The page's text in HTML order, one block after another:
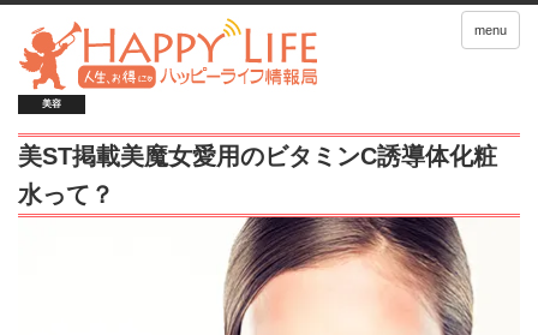
menu
美容
美ST掲載美魔女愛用のビタミンC誘導体化粧
水って？